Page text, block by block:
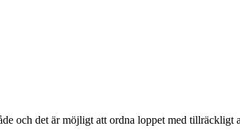
och det är möjligt att ordna loppet med tillräckligt